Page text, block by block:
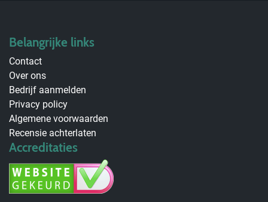
Belangrijke links
Contact
Over ons
Bedrijf aanmelden
Privacy policy
Algemene voorwaarden
Recensie achterlaten
Accreditaties